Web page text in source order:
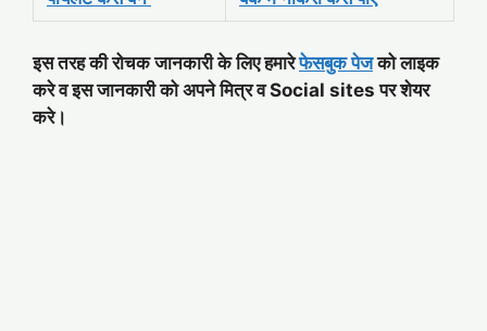
इस तरह की रोचक जानकारी के लिए हमारेफेसबुक पेजको लाइक
करे व इस जानकारी को अपने मित्र व Social sites पर शेयर
करे।